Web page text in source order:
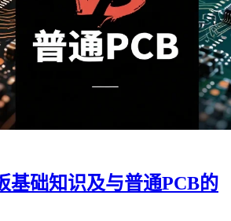
基础知识及与普通PCB的